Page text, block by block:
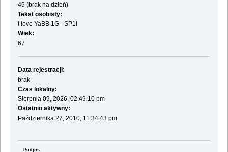
49 (brak na dzień)
Tekst osobisty:
I love YaBB 1G - SP1!
Wiek:
67
Data rejestracji:
brak
Czas lokalny:
Sierpnia 09, 2026, 02:49:10 pm
Ostatnio aktywny:
Października 27, 2010, 11:34:43 pm
Podpis: